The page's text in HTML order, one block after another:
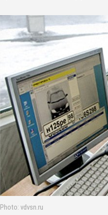
Photo: vdvsn.ru